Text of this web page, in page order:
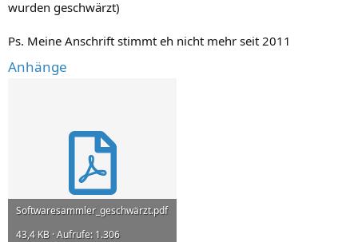
wurden geschwärzt)
Ps. Meine Anschrift stimmt eh nicht mehr seit 2011
Anhänge
Softwaresammler_geschwärzt.pdf
43,4 KB · Aufrufe: 1.306